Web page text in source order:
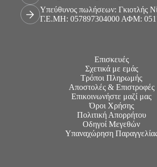
Υπεύθυνος πωλήσεων: Γκιοτλής
Γ.Ε.ΜΗ: 057897304000 ΑΦΜ:
Επισκευές
Σχετικά με εμάς
Τρόποι Πληρωμής
Αποστολές & Επιστροφές
Επικοινωνήστε μαζί μας
Όροι Χρήσης
Πολιτική Απορρήτου
Οδηγοί Μεγεθών
Υπαναχώρηση